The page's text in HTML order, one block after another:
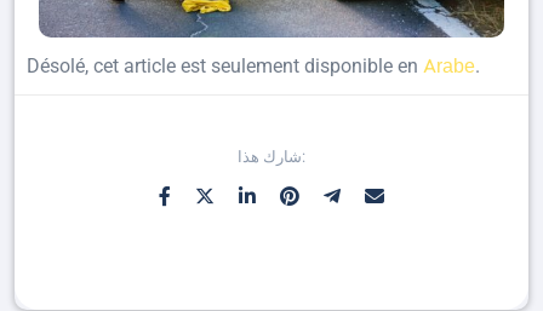
Désolé, cet article est seulement disponible en Arabe.
شارك هذا: